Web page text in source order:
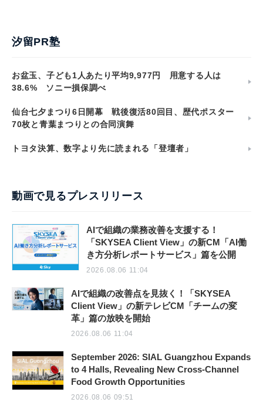
汐留PR塾
お盆玉、子ども1人あたり平均9,977円 用意する人は
38.6% ソニー損保調べ
仙台七夕まつり6日開幕 戦後復活80回目、歴代ポスター
70枚と青葉まつりとの合同演舞
トヨタ決算、数字より先に読まれる「登壇者」
動画で見るプレスリリース
AIで組織の業務改善を支援する！
「SKYSEA Client View」の新CM「AI働
き方分析レポートサービス」篇を公開
2026.08.06 11:04
AIで組織の改善点を見抜く！「SKYSEA
Client View」の新テレビCM「チームの変
革」篇の放映を開始
2026.08.06 11:04
September 2026: SIAL Guangzhou Expands
to 4 Halls, Revealing New Cross-Channel
Food Growth Opportunities
2026.08.06 09:51